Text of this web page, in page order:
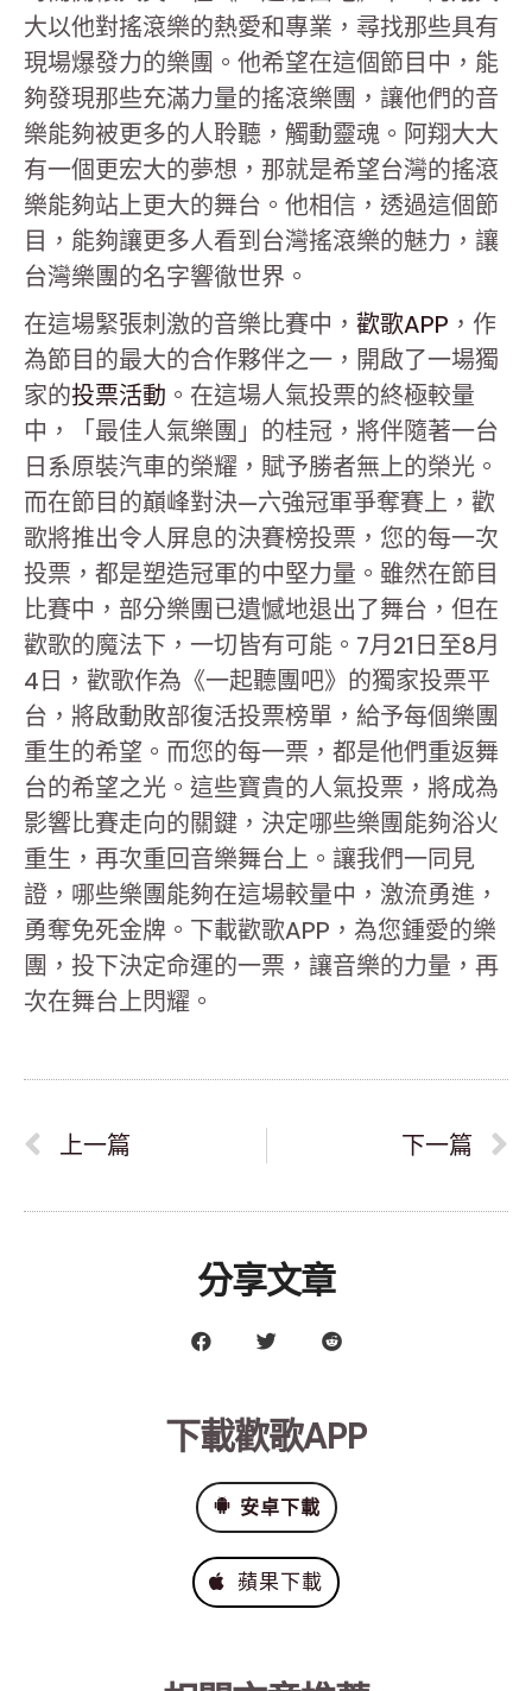
大以他對搖滾樂的熱愛和專業，尋找那些具有
現場爆發力的樂團。他希望在這個節目中，能
夠發現那些充滿力量的搖滾樂團，讓他們的音
樂能夠被更多的人聆聽，觸動靈魂。阿翔大大
有一個更宏大的夢想，那就是希望台灣的搖滾
樂能夠站上更大的舞台。他相信，透過這個節
目，能夠讓更多人看到台灣搖滾樂的魅力，讓
台灣樂團的名字響徹世界。
在這場緊張刺激的音樂比賽中， 歡歌APP ，作
為節目的最大的合作夥伴之一，開啟了一場獨
家的投票活動 。在這場人氣投票的終極較量
中，「最佳人氣樂團」的桂冠，將伴隨著一台
日系原裝汽車的榮耀，賦予勝者無上的榮光。
而在節目的巔峰對決—六強冠軍爭奪賽上，歡
歌將推出令人屏息的決賽榜投票，您的每一次
投票，都是塑造冠軍的中堅力量。雖然在節目
比賽中，部分樂團已遺憾地退出了舞台，但在
歡歌的魔法下，一切皆有可能。7月21日至8月
4日，歡歌作為《一起聽團吧》的獨家投票平
台，將啟動敗部復活投票榜單，給予每個樂團
重生的希望。而您的每一票，都是他們重返舞
台的希望之光。這些寶貴的人氣投票，將成為
影響比賽走向的關鍵，決定哪些樂團能夠浴火
重生，再次重回音樂舞台上。讓我們一同見
證，哪些樂團能夠在這場較量中，激流勇進，
勇奪免死金牌。下載歡歌APP，為您鍾愛的樂
團，投下決定命運的一票，讓音樂的力量，再
次在舞台上閃耀。
上一篇 下一篇
分享文章
下載歡歌APP
安卓下載
蘋果下載